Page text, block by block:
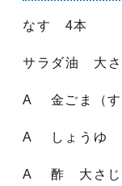
なす 4本
サラダ油 大さ
A 金ごま（す
A しょうゆ
A 酢 大さじ